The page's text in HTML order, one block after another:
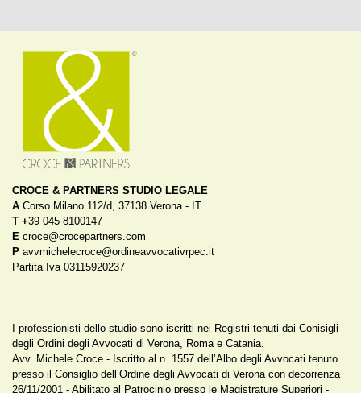
CROCE & PARTNERS STUDIO LEGALE
A Corso Milano 112/d, 37138 Verona - IT
T +39 045 8100147
E croce@crocepartners.com
P avvmichelecroce@ordineavvocativrpec.it
Partita Iva 03115920237
I professionisti dello studio sono iscritti nei Registri tenuti dai Conisigli
degli Ordini degli Avvocati di Verona, Roma e Catania.
Avv. Michele Croce - Iscritto al n. 1557 dell’Albo degli Avvocati tenuto
presso il Consiglio dell’Ordine degli Avvocati di Verona con decorrenza
26/11/2001 - Abilitato al Patrocinio presso le Magistrature Superiori -